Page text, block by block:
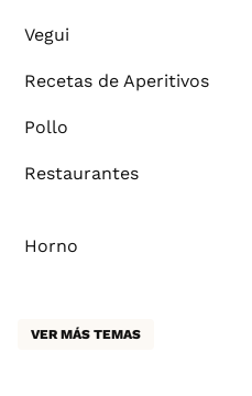
Vegui
Recetas de Aperitivos
Pollo
Restaurantes
Horno
VER MÁS TEMAS